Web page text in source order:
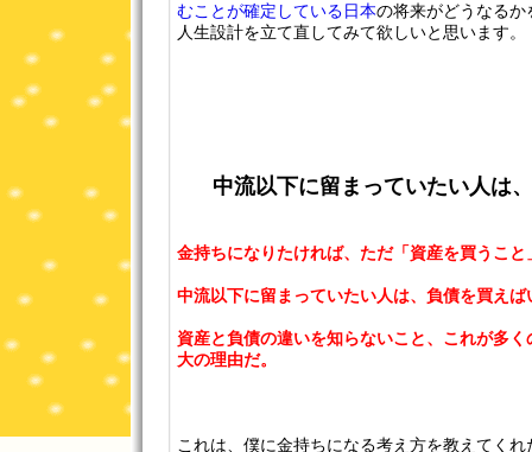
むことが確定している日本の将来がどうなるか
人生設計を立て直してみて欲しいと思います。
中流以下に留まっていたい人は
金持ちになりたければ、ただ「資産を買うこ
中流以下に留まっていたい人は、負債を買えば
資産と負債の違いを知らないこと、これが多
大の理由だ。
これは、僕に金持ちになる考え方を教えてく